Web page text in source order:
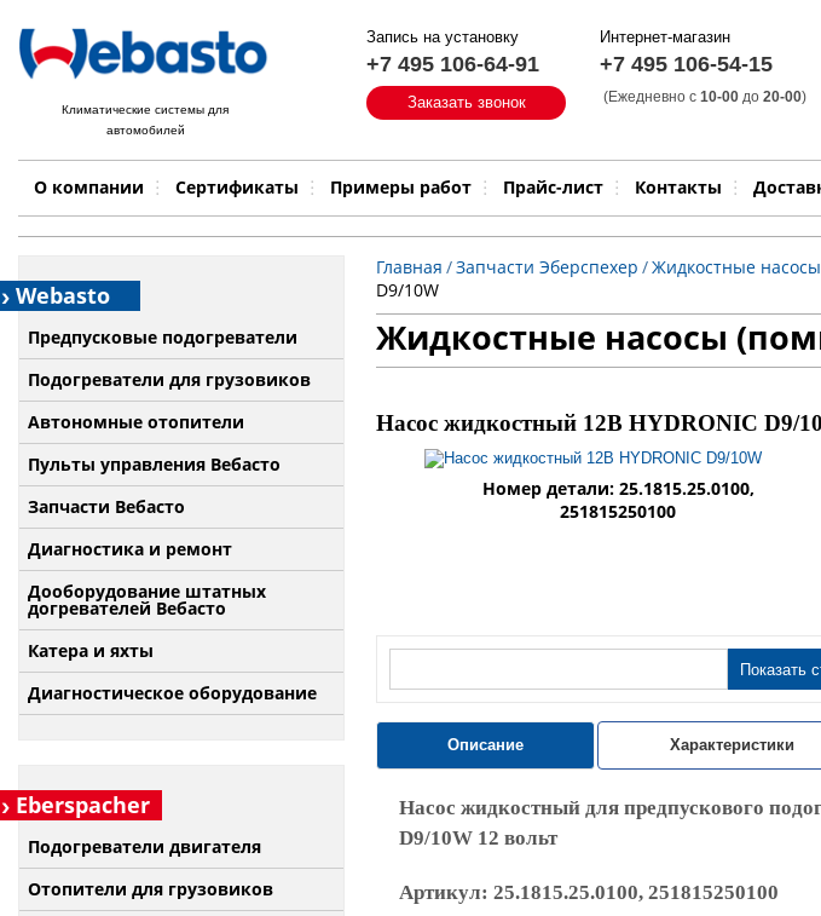
Климатические системы для
автомобилей
Запись на установку
+7 495 106-64-91
Заказать звонок
Интернет-магазин
+7 495 106-54-15
(Ежедневно с 10-00 до 20-00)
О компании Сертификаты Примеры работ Прайс-лист Контакты
Быстрый поиск:
Примеры работ Бренд Модель
Webasto
Предпусковые подогреватели
Подогреватели для грузовиков
Автономные отопители
Пульты управления Вебасто
Запчасти Вебасто
Диагностика и ремонт
Дооборудование штатных
догревателей Вебасто
Катера и яхты
Диагностическое оборудование
Eberspacher
Подогреватели двигателя
Отопители для грузовиков
Главная /Запчасти Эберспехер /Жидкостные
D9/10W
Жидкостные насосы
Насос жидкостный 12В HYDRONIC D9/
Номер детали: 25.1815.25.0100,
251815250100
Показать
Описание Характеристики
Насос жидкостный для предпускового
D9/10W 12 вольт
Артикул: 25.1815.25.0100, 251815250100